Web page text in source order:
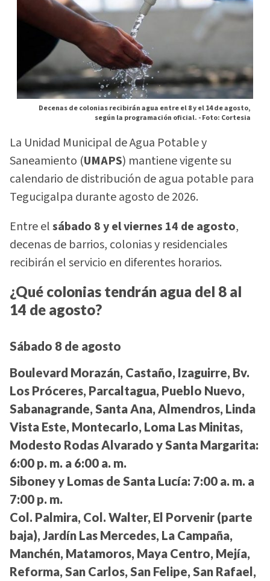
Decenas de colonias recibirán agua entre el 8 y el 14 de agosto,
según la programación oficial. -Foto: Cortesia
La Unidad Municipal de Agua Potable y
Saneamiento (UMAPS) mantiene vigente su
calendario de distribución de agua potable para
Tegucigalpa durante agosto de 2026.
Entre elsábado 8 y el viernes 14 de agosto,
decenas de barrios, colonias y residenciales
recibirán el servicio en diferentes horarios.
¿Qué colonias tendrán agua del 8 al
14 de agosto?
Sábado 8 de agosto
Boulevard Morazán, Castaño, Izaguirre, Bv.
Los Próceres, Parcaltagua, Pueblo Nuevo,
Sabanagrande, Santa Ana, Almendros, Linda
Vista Este, Montecarlo, Loma Las Minitas,
Modesto Rodas Alvarado y Santa Margarita:
6:00 p. m. a 6:00 a. m.
Siboney y Lomas de Santa Lucía: 7:00 a. m. a
7:00 p. m.
Col. Palmira, Col. Walter, El Porvenir (parte
baja), Jardín Las Mercedes, La Campaña,
Manchén, Matamoros, Maya Centro, Mejía,
Reforma, San Carlos, San Felipe, San Rafael,